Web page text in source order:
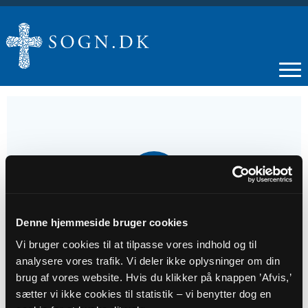
Denne hjemmeside bruger cookies
Vi bruger cookies til at tilpasse vores indhold og til
analysere vores trafik. Vi deler ikke oplysninger om din
brug af vores website. Hvis du klikker på knappen ’Afvis,’
sætter vi ikke cookies til statistik – vi benytter dog en
Kirkegårdsvandring
Tidspunkt
kl. 16:00 - 17:00